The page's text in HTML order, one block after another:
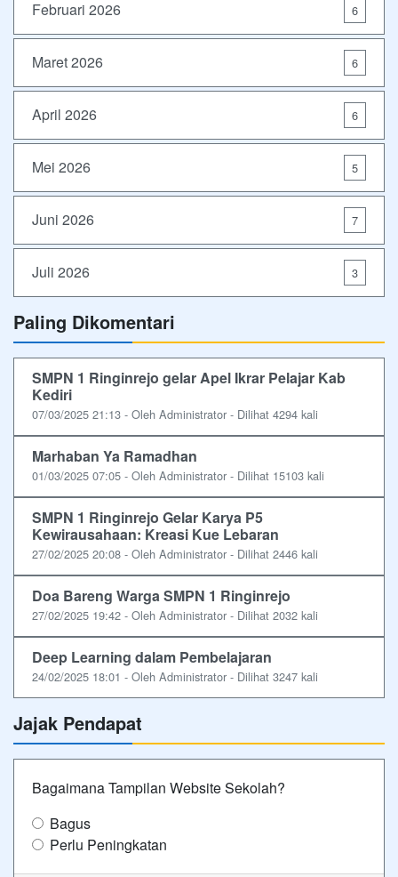
Februari 2026 6
Maret 2026 6
April 2026 6
Mei 2026 5
Juni 2026 7
Juli 2026 3
Paling Dikomentari
SMPN 1 Ringinrejo gelar Apel Ikrar Pelajar Kab
Kediri
07/03/2025 21:13 - Oleh Administrator - Dilihat 4294 kali
Marhaban Ya Ramadhan
01/03/2025 07:05 - Oleh Administrator - Dilihat 15103 kali
SMPN 1 Ringinrejo Gelar Karya P5
Kewirausahaan: Kreasi Kue Lebaran
27/02/2025 20:08 - Oleh Administrator - Dilihat 2446 kali
Doa Bareng Warga SMPN 1 Ringinrejo
27/02/2025 19:42 - Oleh Administrator - Dilihat 2032 kali
Deep Learning dalam Pembelajaran
24/02/2025 18:01 - Oleh Administrator - Dilihat 3247 kali
Jajak Pendapat
Bagaimana Tampilan Website Sekolah?
Bagus
Perlu Peningkatan